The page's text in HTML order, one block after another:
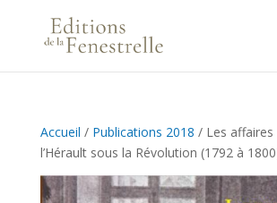
Accueil / Publications 2018 / Les affaires
l’Hérault sous la Révolution (1792 à